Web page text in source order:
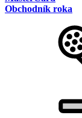
Obchodník roka